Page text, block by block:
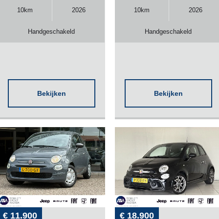
10km 2026
Handgeschakeld
Bekijken
10km 2026
Handgeschakeld
Bekijken
€ 11.900 € 18.900